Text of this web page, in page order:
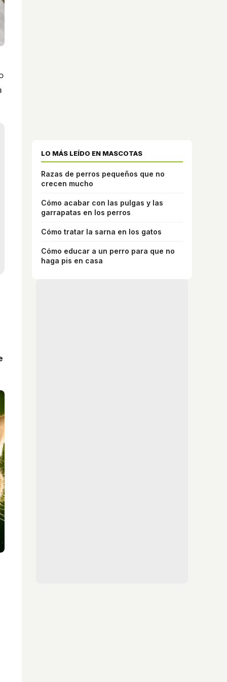
LO MÁS LEÍDO EN MASCOTAS
Razas de perros pequeños que no
crecen mucho
Cómo acabar con las pulgas y las
garrapatas en los perros
Cómo tratar la sarna en los gatos
Cómo educar a un perro para que no
haga pis en casa